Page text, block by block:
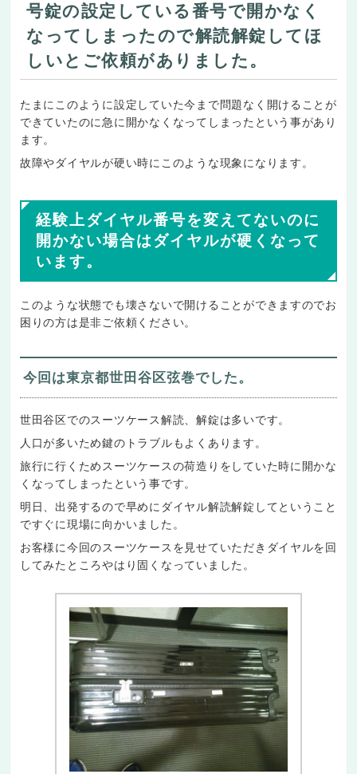
号錠の設定している番号で開かなく
なってしまったので解読解錠してほ
しいとご依頼がありました。
たまにこのように設定していた今まで問題なく開けることが
できていたのに急に開かなくなってしまったという事があり
ます。
故障やダイヤルが硬い時にこのような現象になります。
経験上ダイヤル番号を変えてないのに
開かない場合はダイヤルが硬くなって
います。
このような状態でも壊さないで開けることができますのでお
困りの方は是非ご依頼ください。
今回は東京都世田谷区弦巻でした。
世田谷区でのスーツケース解読、解錠は多いです。
人口が多いため鍵のトラブルもよくあります。
旅行に行くためスーツケースの荷造りをしていた時に開かな
くなってしまったという事です。
明日、出発するので早めにダイヤル解読解錠してということ
ですぐに現場に向かいました。
お客様に今回のスーツケースを見せていただきダイヤルを回
してみたところやはり固くなっていました。